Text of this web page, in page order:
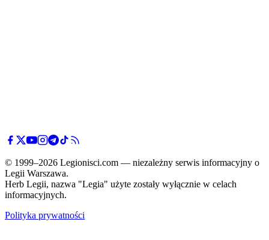
© 1999–2026 Legionisci.com — niezależny serwis informacyjny o
Legii Warszawa.
Herb Legii, nazwa "Legia" użyte zostały wyłącznie w celach
informacyjnych.
Polityka prywatności